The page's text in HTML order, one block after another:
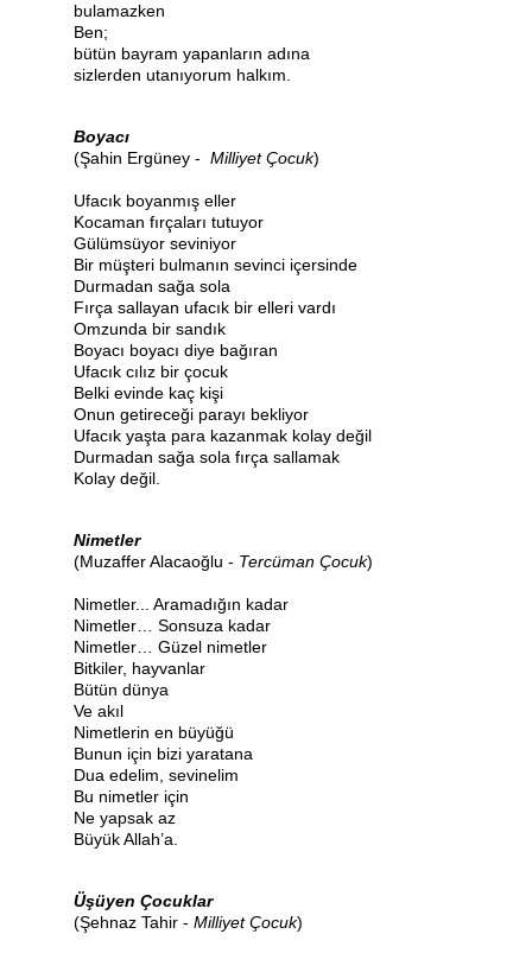
bulamazken
Ben;
bütün bayram yapanların adına
sizlerden utanıyorum halkım.
Boyacı
(Şahin Ergüney - Milliyet Çocuk)
Ufacık boyanmış eller
Kocaman fırçaları tutuyor
Gülümsüyor seviniyor
Bir müşteri bulmanın sevinci içersinde
Durmadan sağa sola
Fırça sallayan ufacık bir elleri vardı
Omzunda bir sandık
Boyacı boyacı diye bağıran
Ufacık cılız bir çocuk
Belki evinde kaç kişi
Onun getireceği parayı bekliyor
Ufacık yaşta para kazanmak kolay değil
Durmadan sağa sola fırça sallamak
Kolay değil.
Nimetler
(Muzaffer Alacaoğlu - Tercüman Çocuk)
Nimetler... Aramadığın kadar
Nimetler… Sonsuza kadar
Nimetler… Güzel nimetler
Bitkiler, hayvanlar
Bütün dünya
Ve akıl
Nimetlerin en büyüğü
Bunun için bizi yaratana
Dua edelim, sevinelim
Bu nimetler için
Ne yapsak az
Büyük Allah’a.
Üşüyen Çocuklar
(Şehnaz Tahir - Milliyet Çocuk)